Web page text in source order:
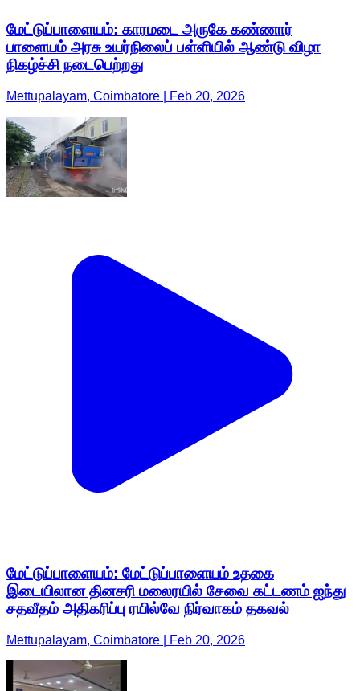
மேட்டுப்பாளையம்: காரமடை அருகே கண்ணார்
பாளையம் அரசு உயர்நிலைப் பள்ளியில் ஆண்டு விழா
நிகழ்ச்சி நடைபெற்றது
Mettupalayam, Coimbatore | Feb 20, 2026
மேட்டுப்பாளையம்: மேட்டுப்பாளையம் உதகை
இடையிலான தினசரி மலைரயில் சேவை கட்டணம் ஐந்து
சதவீதம் அதிகரிப்பு ரயில்வே நிர்வாகம் தகவல்
Mettupalayam, Coimbatore | Feb 20, 2026